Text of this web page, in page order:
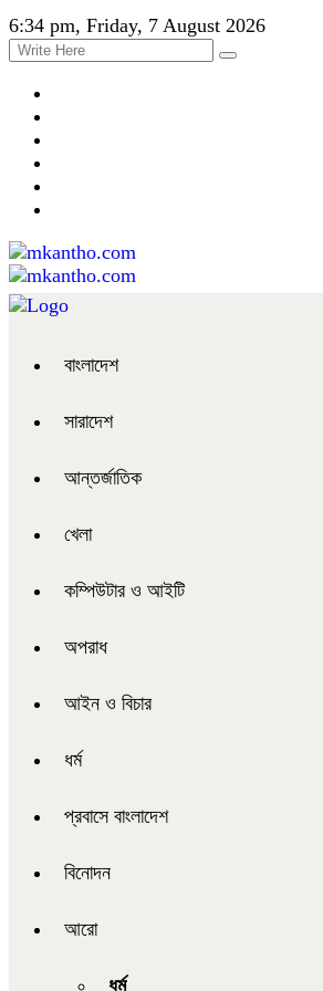
6:34 pm, Friday, 7 August 2026
বাংলাদেশ
সারাদেশ
আন্তর্জাতিক
খেলা
কম্পিউটার ও আইটি
অপরাধ
আইন ও বিচার
ধর্ম
প্রবাসে বাংলাদেশ
বিনোদন
আরো
ধর্ম